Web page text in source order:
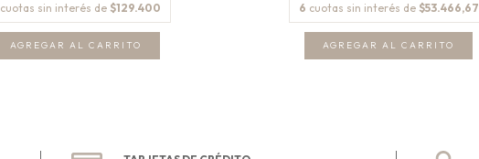
cuotas sin interés de $129.400
AGREGAR AL CARRITO
6 cuotas sin interés de $53.466,67
AGREGAR AL CARRITO